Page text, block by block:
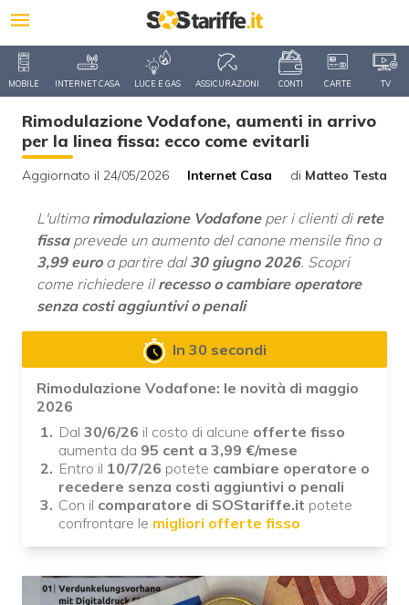
MOBILE INTERNET CASA LUCE E GAS ASSICURAZIONI CONTI CARTE TV
Rimodulazione Vodafone, aumenti in arrivo
per la linea fissa: ecco come evitarli
Aggiornato il 24/05/2026 Internet Casa di Matteo Testa
L'ultima rimodulazione Vodafoneper i clienti di rete
fissaprevede un aumento del canone mensile fino a
3,99 euro a partire dal 30 giugno 2026. Scopri
come richiedere il recesso o cambiare operatore
senza costi aggiuntivi o penali
In 30 secondi
Rimodulazione Vodafone: le novità di maggio
2026
Dal 30/6/26 il costo di alcune offerte fisso
aumenta da 95 cent a 3,99 €/mese
Entro il 10/7/26 potete cambiare operatore o
recedere senza costi aggiuntivi o penali
Con il comparatore di SOStariffe.it potete
confrontare le migliori offerte fisso